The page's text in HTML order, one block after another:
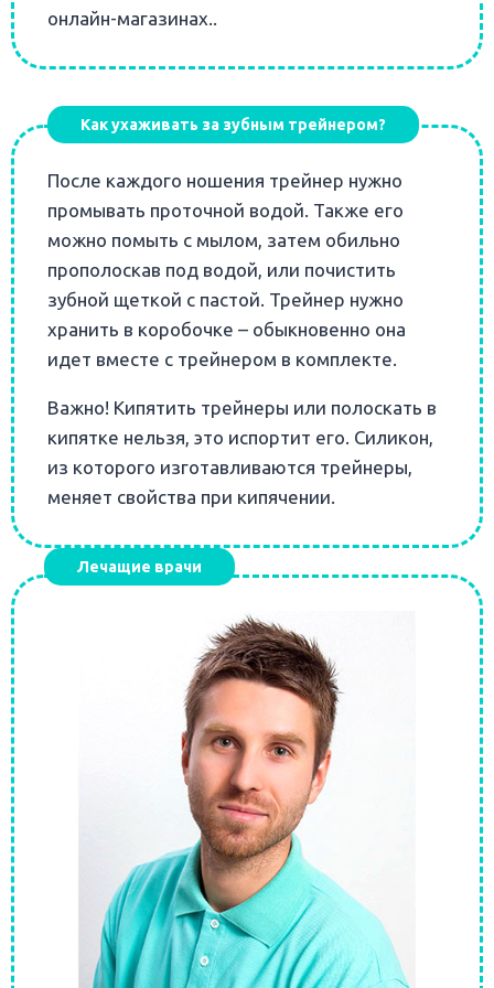
онлайн-магазинах..
Как ухаживать за зубным трейнером?
После каждого ношения трейнер нужно
промывать проточной водой. Также его
можно помыть с мылом, затем обильно
прополоскав под водой, или почистить
зубной щеткой с пастой. Трейнер нужно
хранить в коробочке – обыкновенно она
идет вместе с трейнером в комплекте.
Важно! Кипятить трейнеры или полоскать в
кипятке нельзя, это испортит его. Силикон,
из которого изготавливаются трейнеры,
меняет свойства при кипячении.
Лечащие врачи